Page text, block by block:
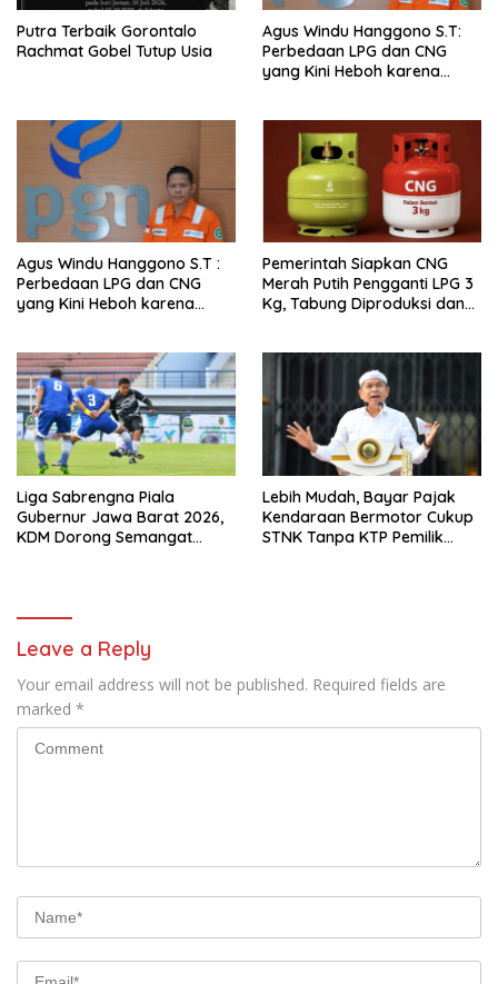
Putra Terbaik Gorontalo
Rachmat Gobel Tutup Usia
Agus Windu Hanggono S.T:
Perbedaan LPG dan CNG
yang Kini Heboh karena
Agus Windu Hanggono S.T :
Perbedaan LPG dan CNG
yang Kini Heboh karena
Pemerintah Siapkan CNG
Merah Putih Pengganti LPG 3
Kg, Tabung Diproduksi dan
Liga Sabrengna Piala
Gubernur Jawa Barat 2026,
KDM Dorong Semangat
Lebih Mudah, Bayar Pajak
Kendaraan Bermotor Cukup
STNK Tanpa KTP Pemilik
Leave a Reply
Your email address will not be published. Required fields are
marked *